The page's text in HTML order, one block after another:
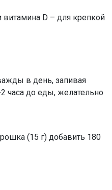
D – для крепкой
в день, запивая
часа до еды, желательно
(15 г) добавить 180